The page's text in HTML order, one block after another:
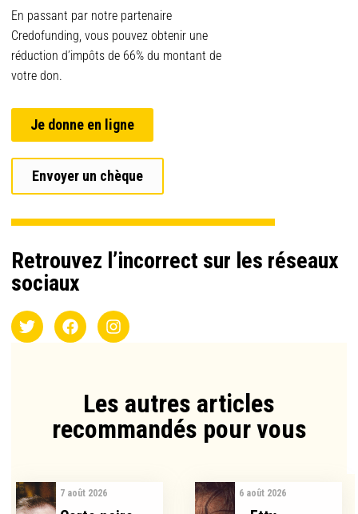
En passant par notre partenaire
Credofunding, vous pouvez obtenir une
réduction d’impôts de 66% du montant de
votre don.
Je donne en ligne
Envoyer un chèque
Retrouvez l’incorrect sur les réseaux
sociaux
Les autres articles
recommandés pour vous​
7 août 2026 6 août 2026